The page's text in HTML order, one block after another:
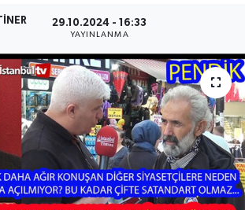
29.10.2024 - 16:33
YAYINLANMA